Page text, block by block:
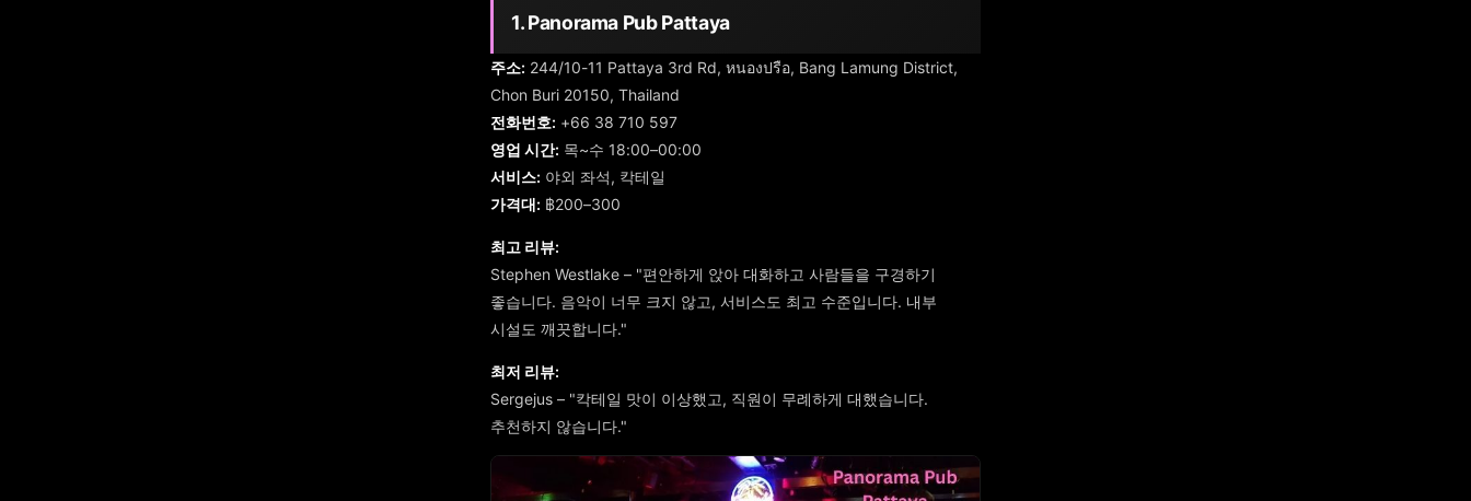
1. Panorama Pub Pattaya
주소: 244/10-11 Pattaya 3rd Rd, หนองปรือ, Bang Lamung District,
Chon Buri 20150, Thailand
전화번호: +66 38 710 597
영업 시간: 목~수 18:00–00:00
서비스: 야외 좌석, 칵테일
가격대: ฿200–300
최고 리뷰:
Stephen Westlake – "편안하게 앉아 대화하고 사람들을 구경하기
좋습니다. 음악이 너무 크지 않고, 서비스도 최고 수준입니다. 내부
시설도 깨끗합니다."
최저 리뷰:
Sergejus – "칵테일 맛이 이상했고, 직원이 무례하게 대했습니다.
추천하지 않습니다."